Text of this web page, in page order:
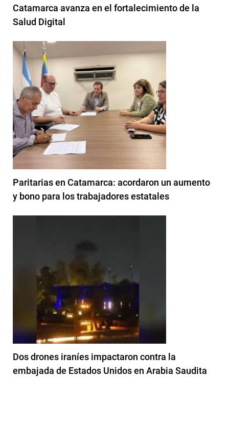
Catamarca avanza en el fortalecimiento de la
Salud Digital
Paritarias en Catamarca: acordaron un aumento
y bono para los trabajadores estatales
Dos drones iraníes impactaron contra la
embajada de Estados Unidos en Arabia Saudita